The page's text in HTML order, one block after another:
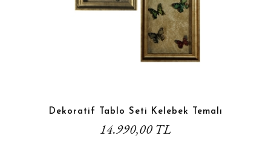
Dekoratif Tablo Seti Kelebek Temalı
14.990,00 TL